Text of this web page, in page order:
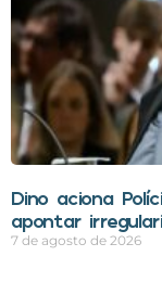
Dino aciona
apontar
7 de agosto de 2026